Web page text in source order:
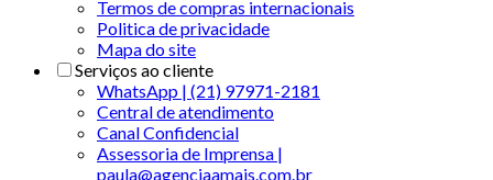
Termos de compras internacionais
Politica de privacidade
Mapa do site
Serviços ao cliente
WhatsApp | (21) 97971-2181
Central de atendimento
Canal Confidencial
Assessoria de Imprensa |
paula@agenciaamais.com.br